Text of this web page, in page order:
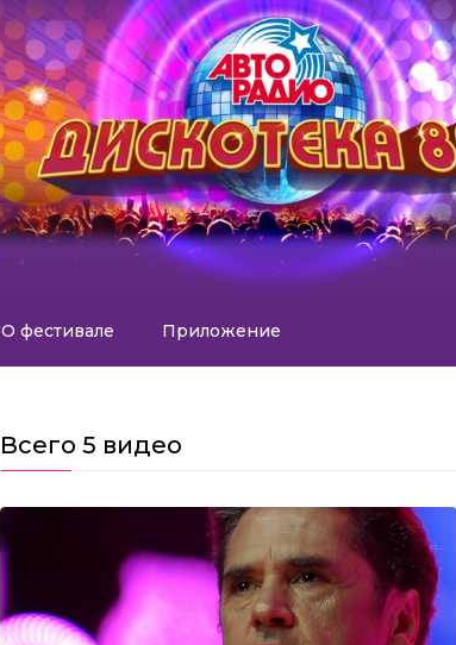
О фестивале Приложение
Всего 5 видео